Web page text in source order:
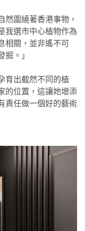
然圍繞著香港事物，
我選市中心植物作為
相關，並非遙不可
掘。」
育出截然不同的植
的位置，這讓她增添
責任做一個好的藝術